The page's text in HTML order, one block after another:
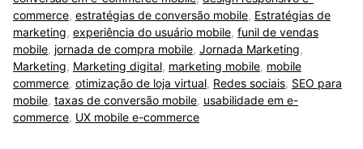
commerce, estratégias de conversão mobile, Estratégias de
marketing, experiência do usuário mobile, funil de vendas
mobile, jornada de compra mobile, Jornada Marketing,
Marketing, Marketing digital, marketing mobile, mobile
commerce, otimização de loja virtual, Redes sociais, SEO para
mobile, taxas de conversão mobile, usabilidade em e-
commerce, UX mobile e-commerce